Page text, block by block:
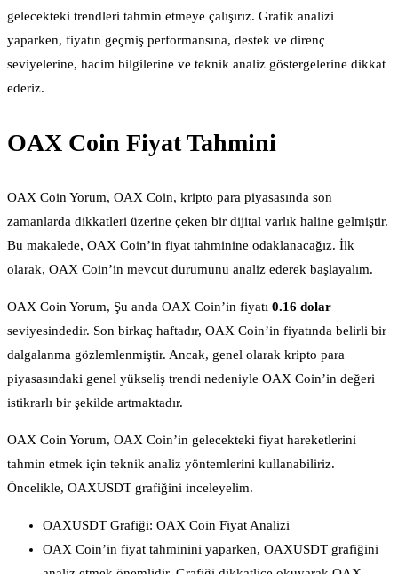
gelecekteki trendleri tahmin etmeye çalışırız. Grafik analizi
yaparken, fiyatın geçmiş performansına, destek ve direnç
seviyelerine, hacim bilgilerine ve teknik analiz göstergelerine dikkat
ederiz.
OAX Coin Fiyat Tahmini
OAX Coin Yorum, OAX Coin, kripto para piyasasında son
zamanlarda dikkatleri üzerine çeken bir dijital varlık haline gelmiştir.
Bu makalede, OAX Coin’in fiyat tahminine odaklanacağız. İlk
olarak, OAX Coin’in mevcut durumunu analiz ederek başlayalım.
OAX Coin Yorum, Şu anda OAX Coin’in fiyatı 0.16 dolar
seviyesindedir. Son birkaç haftadır, OAX Coin’in fiyatında belirli bir
dalgalanma gözlemlenmiştir. Ancak, genel olarak kripto para
piyasasındaki genel yükseliş trendi nedeniyle OAX Coin’in değeri
istikrarlı bir şekilde artmaktadır.
OAX Coin Yorum, OAX Coin’in gelecekteki fiyat hareketlerini
tahmin etmek için teknik analiz yöntemlerini kullanabiliriz.
Öncelikle, OAXUSDT grafiğini inceleyelim.
OAXUSDT Grafiği: OAX Coin Fiyat Analizi
OAX Coin’in fiyat tahminini yaparken, OAXUSDT grafiğini